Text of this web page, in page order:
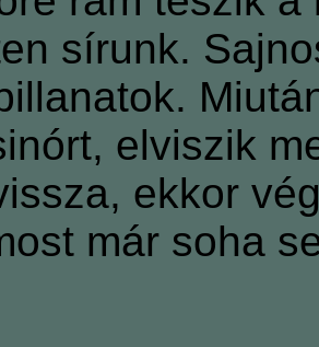
sírunk.
elviszik
ekkor
már soha